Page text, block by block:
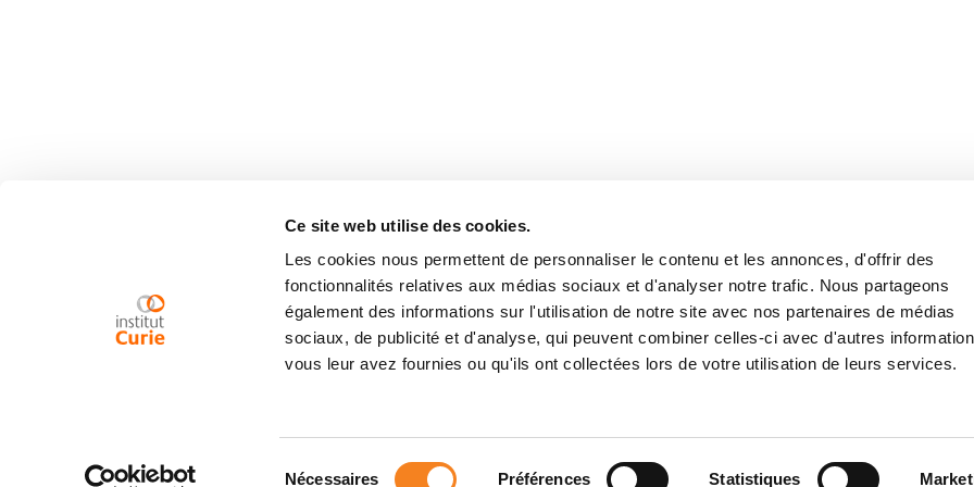
Ce site web utilise des cookies.
Les cookies nous permettent de personnaliser le contenu et les annonces, d'offrir des
fonctionnalités relatives aux médias sociaux et d'analyser notre trafic. Nous partageons
également des informations sur l'utilisation de notre site avec nos partenaires de médias
sociaux, de publicité et d'analyse, qui peuvent combiner celles-ci avec d'autres
vous leur avez fournies ou qu'ils ont collectées lors de votre utilisation de leurs services.
Nécessaires Préférences Statistiques
Mentions légales